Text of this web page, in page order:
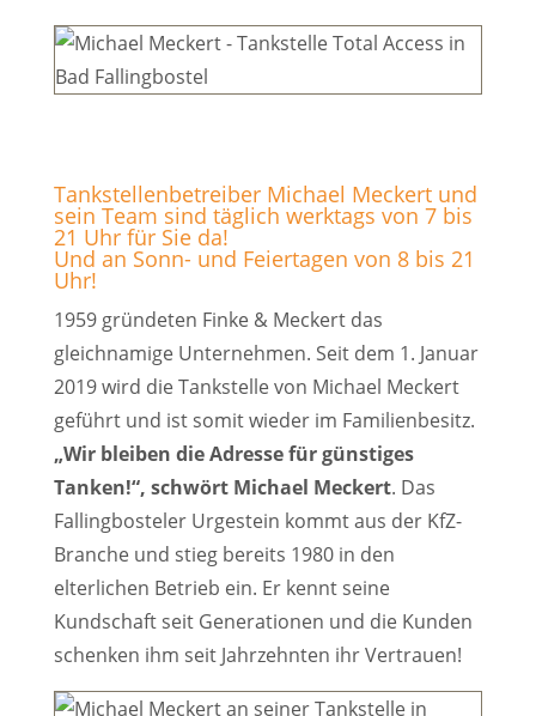
Tankstellenbetreiber Michael Meckert und
sein Team sind täglich werktags von 7 bis
21 Uhr für Sie da!
Und an Sonn- und Feiertagen von 8 bis 21
Uhr!
1959 gründeten Finke & Meckert das
gleichnamige Unternehmen. Seit dem 1. Januar
2019 wird die Tankstelle von Michael Meckert
geführt und ist somit wieder im Familienbesitz.
„Wir bleiben die Adresse für günstiges
Tanken!“, schwört Michael Meckert. Das
Fallingbosteler Urgestein kommt aus der KfZ-
Branche und stieg bereits 1980 in den
elterlichen Betrieb ein. Er kennt seine
Kundschaft seit Generationen und die Kunden
schenken ihm seit Jahrzehnten ihr Vertrauen!